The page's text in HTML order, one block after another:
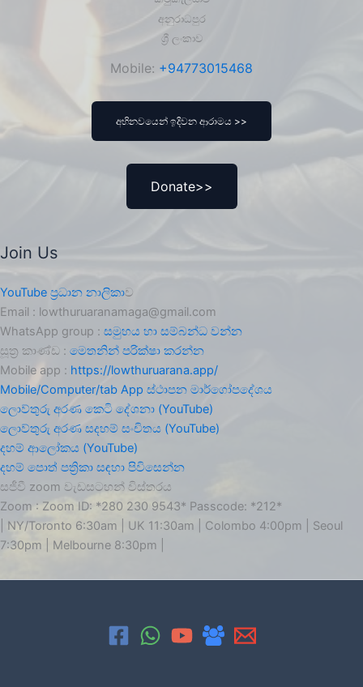
අනුරාධපුර
ශ්‍රී ලංකාව
Mobile: +94773015468
අභිනවයෙන් ඉදිවන ආරාමය >>
Donate>>
Join Us
YouTube ප්‍රධාන නාලිකාව
Email : lowthuruaranamaga@gmail.com
WhatsApp group : සමුහය හා සම්බන්ධ වන්න
සූත්‍ර කාණ්ඩ : මෙතනින් පරික්ෂා කරන්න
Mobile app : https://lowthuruarana.app/
Mobile/Computer/tab App ස්ථාපන මාර්ගෝපදේශය
ලොව්තුරු අරණ කෙටි දේශනා (YouTube)
ලොව්තුරු අරණ සදහම් සංචිතය (YouTube)
දහම් ආලෝකය (YouTube)
දහම් පොත් පත්‍රිකා සඳහා පිවිසෙන්න
සජීවී zoom වැඩසටහන් විස්තරය
Zoom : Zoom ID: *280 230 9543* Passcode: *212*
| NY/Toronto 6:30am | UK 11:30am | Colombo 4:00pm | Seoul
7:30pm | Melbourne 8:30pm |